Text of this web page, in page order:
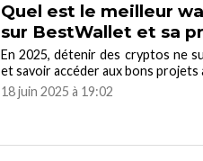
Quel est le meilleur
sur BestWallet et sa
En 2025, détenir des cryptos ne
et savoir accéder aux bons projets
18 juin 2025 à 19:02